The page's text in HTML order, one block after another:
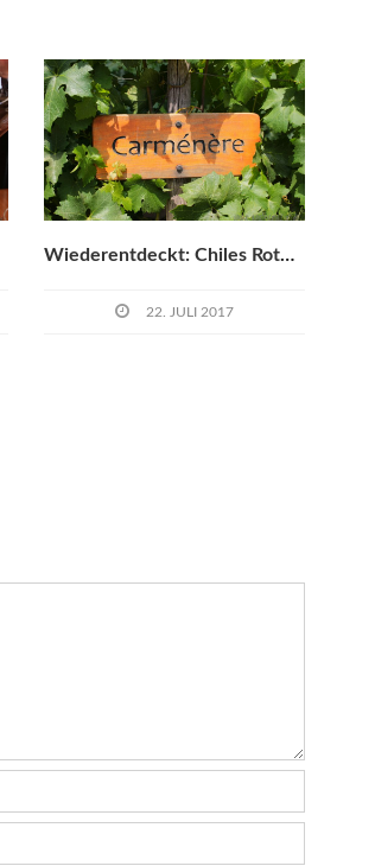
Wiederentdeckt: Chiles Rotwein-Wunderkind
22. JULI 2017